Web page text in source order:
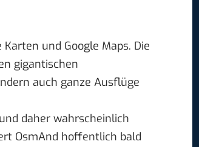
und Google Maps. Die
gigantischen
auch ganze Ausflüge
daher wahrscheinlich
OsmAnd hoffentlich bald